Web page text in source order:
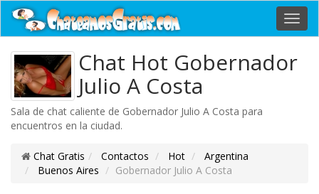
Chat Hot Gobernador
Julio A Costa
Sala de chat caliente de Gobernador Julio A Costa para
encuentros en la ciudad.
Chat Gratis Contactos Hot
Argentina
Buenos Aires
Gobernador Julio A Costa